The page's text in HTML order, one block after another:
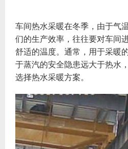
车间热水采暖在冬季，由于气
们的生产效率，往往要对车间
舒适的温度。通常，用于采暖
于蒸汽的安全隐患远大于热水
选择热水采暖方案。